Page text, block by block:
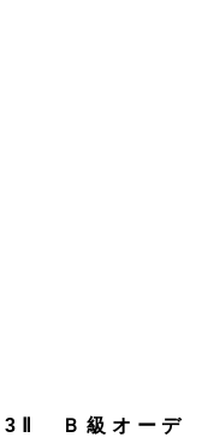
Ｂ級オーデ